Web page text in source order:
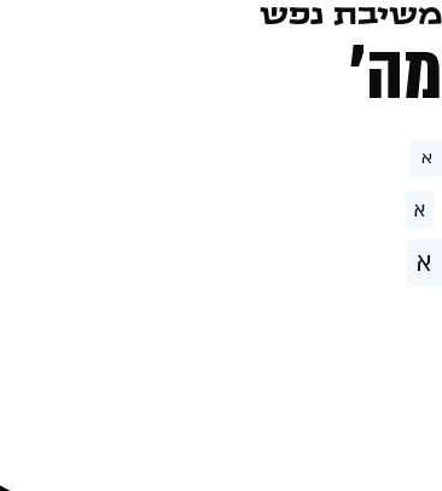
משיבת נפש
מה׳
א
א
א